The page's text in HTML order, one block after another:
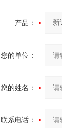
产品：
您的单位：
您的姓名：
联系电话：